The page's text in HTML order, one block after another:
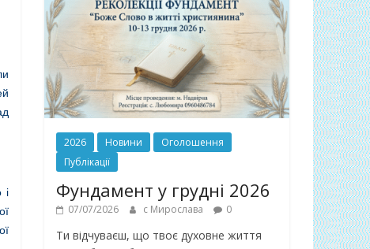
і
2026 Новини
Оголошення
Публікації
Фундамент у грудні 2026
07/07/2026 с Мирослава 0
Ти відчуваєш, що твоє духовне життя